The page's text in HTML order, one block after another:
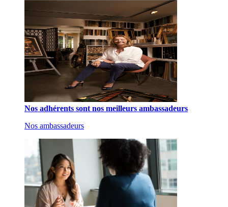
Nos adhérents sont nos meilleurs ambassadeurs
Nos ambassadeurs